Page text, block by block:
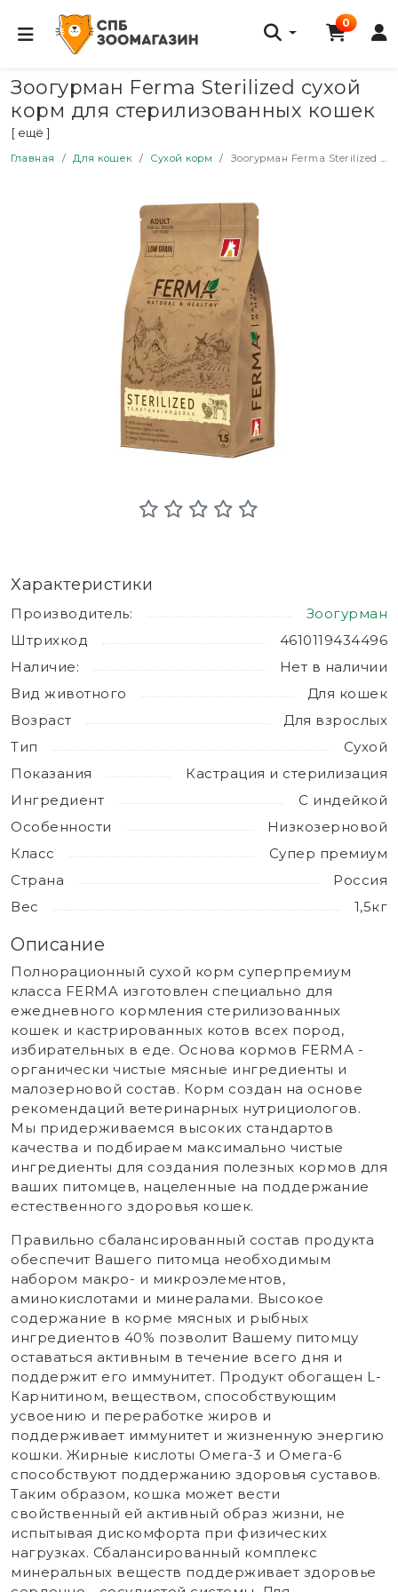
0
Зоогурман Ferma Sterilized сухой
корм для стерилизованных кошек
и кастрированных котов, с
телятиной и индейкой - 1,5 кг
[ ещё ]
Главная Для кошек Сухой корм Зоогурман Ferma Sterilized сухой корм для стерилизованных кошек и кастрированных котов, с телятиной и индейкой - 1,5 кг
Характеристики
Производитель:
Зоогурман
Штрихкод
4610119434496
Наличие:
Нет в наличии
Вид животного
Для кошек
Возраст
Для взрослых
Тип
Сухой
Показания
Кастрация и стерилизация
Ингредиент
С индейкой
Особенности
Низкозерновой
Класс
Супер премиум
Страна
Россия
Вес
1,5кг
Описание
Полнорационный сухой корм суперпремиум
класса FERMA изготовлен специально для
ежедневного кормления стерилизованных
кошек и кастрированных котов всех пород,
избирательных в еде. Основа кормов FERMA -
органически чистые мясные ингредиенты и
малозерновой состав. Корм создан на основе
рекомендаций ветеринарных нутрициологов.
Мы придерживаемся высоких стандартов
качества и подбираем максимально чистые
ингредиенты для создания полезных кормов для
ваших питомцев, нацеленные на поддержание
естественного здоровья кошек.
Правильно сбалансированный состав продукта
обеспечит Вашего питомца необходимым
набором макро- и микроэлементов,
аминокислотами и минералами. Высокое
содержание в корме мясных и рыбных
ингредиентов 40% позволит Вашему питомцу
оставаться активным в течение всего дня и
поддержит его иммунитет. Продукт обогащен L-
Карнитином, веществом, способствующим
усвоению и переработке жиров и
поддерживает иммунитет и жизненную энергию
кошки. Жирные кислоты Омега-3 и Омега-6
способствуют поддержанию здоровья суставов.
Таким образом, кошка может вести
свойственный ей активный образ жизни, не
испытывая дискомфорта при физических
нагрузках. Сбалансированный комплекс
минеральных веществ поддерживает здоровье